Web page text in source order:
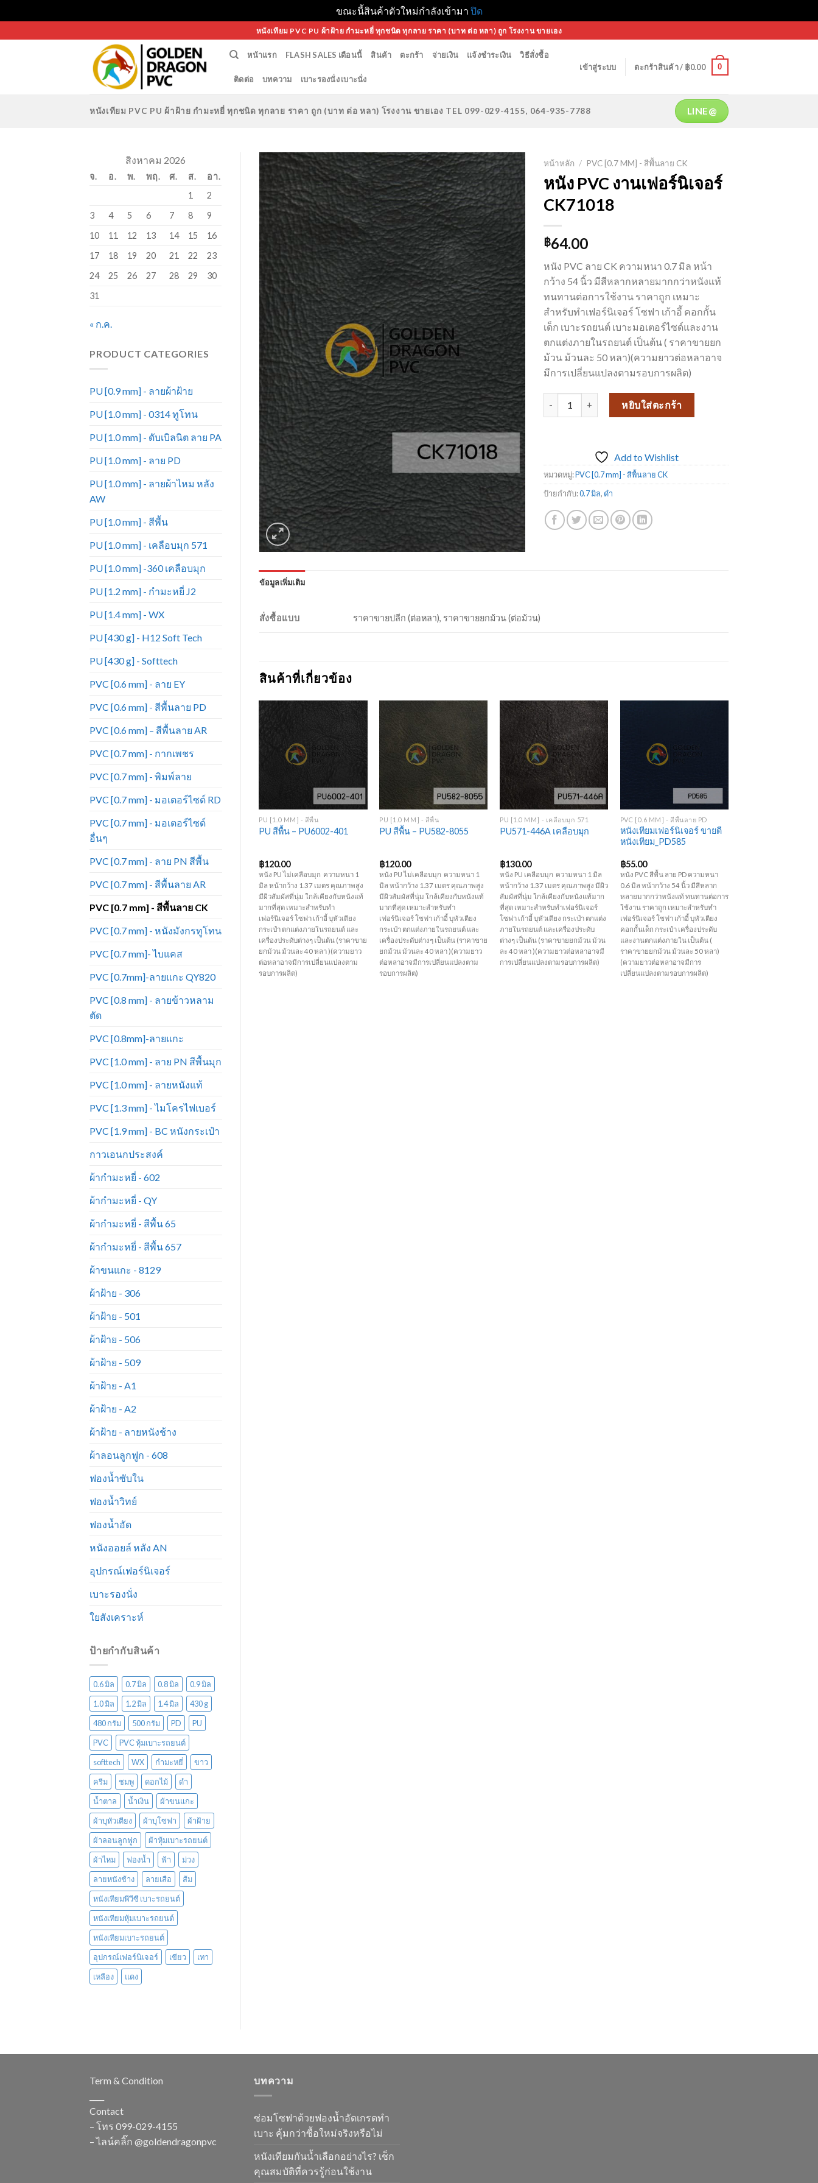
ขณะนี้สินค้าตัวใหม่กำลังเข้ามา ปิด
to
หนังเทียม PVC PU ผ้าฝ้าย กำมะหยี่ ทุกชนิด ทุกลาย ราคา (บาท ต่อ หลา) ถูก โรงงาน ขายเอง
หน้าแรก FLASH SALES เดือนนี้ สินค้า ตะกร้า จ่ายเงิน แจ้งชำระเงิน วิธีสั่งซื้อ
ติดต่อ บทความ เบาะรองนั่ง เบาะนั่ง
เข้าสู่ระบบ ตะกร้าสินค้า / ฿0.00 0
หนังเทียม PVC PU ผ้าฝ้าย กำมะหยี่ ทุกชนิด ทุกลาย ราคา ถูก (บาท ต่อ หลา) โรงงาน ขายเอง TEL 099-029-4155, 064-935-7788 LINE@
สิงหาคม 2026
จ. อ. พ. พฤ. ศ. ส.
อา.
1
2
3
4 5 6 7 8
9
10
11 12 13 14 15
16
17
18 19 20 21 22
23
24
25 26 27 28 29
30
31
« ก.ค.
PRODUCT CATEGORIES
PU [0.9 mm] - ลายผ้าฝ้าย
PU [1.0 mm] - 0314 ทูโทน
PU [1.0 mm] - ดับเบิลนิต ลาย PA
PU [1.0 mm] - ลาย PD
PU [1.0 mm] - ลายผ้าไหม หลัง
AW
PU [1.0 mm] - สีพื้น
PU [1.0 mm] - เคลือบมุก 571
PU [1.0 mm] -360 เคลือบมุก
PU [1.2 mm] - กำมะหยี่ J2
PU [1.4 mm] - WX
PU [430 g] - H12 Soft Tech
PU [430 g] - Softtech
PVC [0.6 mm] - ลาย EY
PVC [0.6 mm] - สีพื้นลาย PD
PVC [0.6 mm] – สีพื้นลาย AR
PVC [0.7 mm] - กากเพชร
PVC [0.7 mm] - พิมพ์ลาย
PVC [0.7 mm] - มอเตอร์ไซด์ RD
PVC [0.7 mm] - มอเตอร์ไซด์
อื่นๆ
PVC [0.7 mm] - ลาย PN สีพื้น
PVC [0.7 mm] - สีพื้นลาย AR
PVC [0.7 mm] - สีพื้นลาย CK
PVC [0.7 mm] - หนังมังกรทูโทน
PVC [0.7 mm]- ไบแคส
PVC [0.7mm]-ลายแกะ QY820
PVC [0.8 mm] - ลายข้าวหลาม
ตัด
PVC [0.8mm]-ลายแกะ
PVC [1.0 mm] - ลาย PN สีพื้นมุก
PVC [1.0 mm] - ลายหนังแท้
PVC [1.3 mm] - ไมโครไฟเบอร์
PVC [1.9 mm] - BC หนังกระเป๋า
กาวเอนกประสงค์
ผ้ากำมะหยี่ - 602
ผ้ากำมะหยี่ - QY
ผ้ากำมะหยี่ - สีพื้น 65
ผ้ากำมะหยี่ - สีพื้น 657
ผ้าขนแกะ - 8129
ผ้าฝ้าย - 306
ผ้าฝ้าย - 501
ผ้าฝ้าย - 506
ผ้าฝ้าย - 509
ผ้าฝ้าย - A1
ผ้าฝ้าย - A2
ผ้าฝ้าย - ลายหนังช้าง
ผ้าลอนลูกฟูก - 608
ฟองน้ำซับใน
ฟองน้ำวิทย์
ฟองน้ำอัด
หนังออยล์ หลัง AN
อุปกรณ์เฟอร์นิเจอร์
เบาะรองนั่ง
ใยสังเคราะห์
ป้ายกำกับสินค้า
0.6 มิล 0.7 มิล 0.8 มิล
0.9 มิล
1.0 มิล
1.2 มิล 1.4 มิล
430 g
480 กรัม
500 กรัม PD
PU
PVC
PVC หุ้มเบาะรถยนต์
softtech
WX กำมะหยี่
ขาว
ครีม
ชมพู ดอกไม้
ดำ
น้ำตาล
น้ำเงิน
ผ้าขนแกะ
ผ้าบุหัวเตียง
ผ้าบุโซฟา
ผ้าฝ้าย
ผ้าลอนลูกฟูก
ผ้าหุ้มเบาะรถยนต์
ผ้าไหม
ฟองน้ำ ฟ้า
ม่วง
ลายหนังช้าง
ลายเสือ
ส้ม
หนังเทียมพีวีซี เบาะรถยนต์
หนังเทียมหุ้มเบาะรถยนต์
หนังเทียมเบาะรถยนต์
อุปกรณ์เฟอร์นิเจอร์
เขียว
เทา
เหลือง
แดง
Add to
Wishlist
หน้าหลัก / PVC [0.7 MM] - สีพื้นลาย CK
หนัง PVC งานเฟอร์นิเจอร์
CK71018
฿64.00
หนัง PVC ลาย CK ความหนา 0.7 มิล หน้า
กว้าง 54 นิ้ว มีสีหลากหลายมากกว่าหนังแท้
ทนทานต่อการใช้งาน ราคาถูก เหมาะ
สำหรับทำเฟอร์นิเจอร์ โซฟา เก้าอี้ คอกกั้น
เด็ก เบาะรถยนต์ เบาะมอเตอร์ไซด์และงาน
ตกแต่งภายในรถยนต์ เป็นต้น ( ราคาขายยก
ม้วน ม้วนละ 50 หลา)(ความยาวต่อหลาอาจ
มีการเปลี่ยนแปลงตามรอบการผลิต)
จำนวน หนัง PVC งานเฟอร์นิเจอร์ CK71018 ชิ้น
หยิบใส่ตะกร้า
Add to Wishlist
หมวดหมู่:PVC [0.7 mm] - สีพื้นลาย CK
ป้ายกำกับ:0.7 มิล, ดำ
ข้อมูลเพิ่มเติม
สั่งซื้อแบบ ราคาขายปลีก (ต่อหลา), ราคาขายยกม้วน (ต่อม้วน)
สินค้าที่เกี่ยวข้อง
Add to
PU [1.0 MM] - สีพื้น
PU สีพื้น – PU6002-401
฿120.00
หนัง PU ไม่เคลือบมุก ความหนา 1
มิล หน้ากว้าง 1.37 เมตร คุณภาพสูง
มีผิวสัมผัสที่นุ่ม ใกล้เคียงกับหนังแท้
มากที่สุด เหมาะสำหรับทำ
เฟอร์นิเจอร์ โซฟา เก้าอี้ บุหัวเตียง
กระเป๋า ตกแต่งภายในรถยนต์ และ
เครื่องประดับต่างๆ เป็นต้น (ราคาขาย
ยกม้วน ม้วนละ 40 หลา )(ความยาว
ต่อหลาอาจมีการเปลี่ยนแปลงตาม
รอบการผลิต)
Add to
PU [1.0 MM] - สีพื้น
PU สีพื้น – PU582-8055
฿120.00
หนัง PU ไม่เคลือบมุก ความหนา 1
มิล หน้ากว้าง 1.37 เมตร คุณภาพสูง
มีผิวสัมผัสที่นุ่ม ใกล้เคียงกับหนังแท้
มากที่สุด เหมาะสำหรับทำ
เฟอร์นิเจอร์ โซฟา เก้าอี้ บุหัวเตียง
กระเป๋า ตกแต่งภายในรถยนต์ และ
เครื่องประดับต่างๆ เป็นต้น (ราคาขาย
ยกม้วน ม้วนละ 40 หลา )(ความยาว
ต่อหลาอาจมีการเปลี่ยนแปลงตาม
รอบการผลิต)
Add to
Wishlist
PU [1.0 MM] - เคลือบมุก 571
PU571-446A เคลือบมุก
฿130.00
หนัง PU เคลือบมุก ความหนา 1 มิล
หน้ากว้าง 1.37 เมตร คุณภาพสูง มีผิว
สัมผัสที่นุ่ม ใกล้เคียงกับหนังแท้มาก
ที่สุด เหมาะสำหรับทำเฟอร์นิเจอร์
โซฟา เก้าอี้ บุหัวเตียง กระเป๋า ตกแต่ง
ภายในรถยนต์ และเครื่องประดับ
ต่างๆ เป็นต้น (ราคาขายยกม้วน ม้วน
ละ 40 หลา )(ความยาวต่อหลาอาจมี
การเปลี่ยนแปลงตามรอบการผลิต)
PVC [0.6 MM] - สีพื้นลาย PD
หนังเทียมเฟอร์นิเจอร์ ขายดี
หนังเทียม_PD585
฿55.00
หนัง PVC สีพื้น ลาย PD ความหนา
0.6 มิล หน้ากว้าง 54 นิ้ว มีสีหลาก
หลายมากกว่าหนังแท้ ทนทานต่อการ
ใช้งาน ราคาถูก เหมาะสำหรับทำ
เฟอร์นิเจอร์ โซฟา เก้าอี้ บุหัวเตียง
คอกกั้นเด็ก กระเป๋า เครื่องประดับ
และงานตกแต่งภายใน เป็นต้น (
ราคาขายยกม้วน ม้วนละ 50 หลา)
(ความยาวต่อหลาอาจมีการ
เปลี่ยนแปลงตามรอบการผลิต)
Add to
PU [1.0 MM] - เคลือบมุก 571
หนังเทียมเฟอร์นิเจอร์ ขายดี
ที่สุด หนังเทียม PU571-815A
หน้ากว้าง 1.37 เมตร คุณภาพสูง มีผิว
ที่สุด เหมาะสำหรับทำเฟอร์นิเจอร์
ภายในรถยนต์ และเครื่องประดับ
ละ 40 หลา )(ความยาวต่อหลาอาจมี
+
PVC [0.6 MM] - สีพื้นลาย PD
หนังเทียมPVC งาน
฿55.00
0.6 มิล หน้ากว้าง 54 นิ้ว มีสีหลาก
ใช้งาน ราคาถูก เหมาะสำหรับทำ
คอกกั้นเด็ก กระเป๋า เครื่องประดับ
ราคาขายยกม้วน ม้วนละ 50 หลา)
เปลี่ยนแปลงตามรอบการผลิต)
Term & Condition
Contact
– โทร 099-029-4155
– ไลน์คลิ๊ก @goldendragonpvc
บทความ
ซ่อมโซฟาด้วยฟองน้ำอัดเกรดทำ
เบาะ คุ้มกว่าซื้อใหม่จริงหรือไม่
หนังเทียมกันน้ำเลือกอย่างไร? เช็ก
คุณสมบัติที่ควรรู้ก่อนใช้งาน